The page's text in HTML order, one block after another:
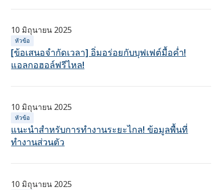
10 มิถุนายน 2025
หัวข้อ
[ข้อเสนอจำกัดเวลา] อิ่มอร่อยกับบุฟเฟต์มื้อค่ำ!
แอลกอฮอล์ฟรีไหล!
10 มิถุนายน 2025
หัวข้อ
แนะนำสำหรับการทำงานระยะไกล! ข้อมูลพื้นที่
ทำงานส่วนตัว
10 มิถุนายน 2025